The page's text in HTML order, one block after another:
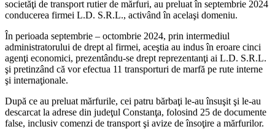
societăţi de transport rutier de mărfuri, au preluat în septembrie 2024
conducerea firmei L.D. S.R.L., activând în acelaşi domeniu.
În perioada septembrie – octombrie 2024, prin intermediul
administratorului de drept al firmei, aceştia au indus în eroare cinci
agenţi economici, prezentându-se drept reprezentanţi ai L.D. S.R.L.
şi pretinzând că vor efectua 11 transporturi de marfă pe rute interne
şi internaţionale.
După ce au preluat mărfurile, cei patru bărbaţi le-au însuşit şi le-au
descarcat la adrese din judeţul Constanţa, folosind 25 de documente
false, inclusiv comenzi de transport şi avize de însoţire a mărfurilor.